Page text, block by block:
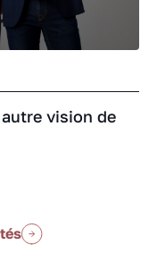
vision de